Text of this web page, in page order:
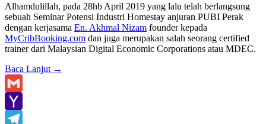
Alhamdulillah, pada 28hb April 2019 yang lalu telah berlangsung
sebuah Seminar Potensi Industri Homestay anjuran PUBI Perak
dengan kerjasama En. Akhmal Nizam founder kepada
MyCribBooking.com dan juga merupakan salah seorang certified
trainer dari Malaysian Digital Economic Corporations atau MDEC.
Baca Lanjut →
Gmail
Yahoo